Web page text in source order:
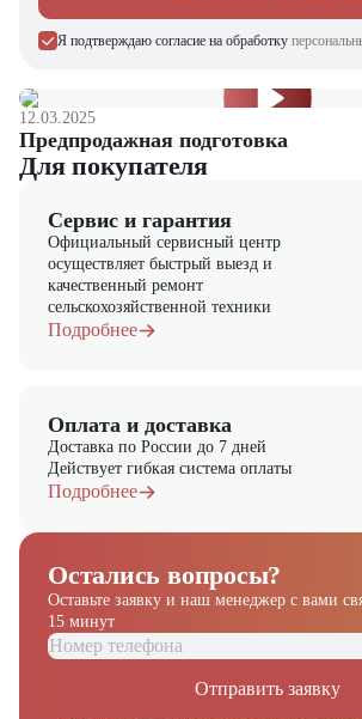
Я подтверждаю согласие на обработку
12.03.2025
Предпродажная подготовка
Для покупателя
Сервис и гарантия
Официальный сервисный центр
осуществляет быстрый выезд и
качественный ремонт
сельскохозяйственной техники
Подробнее
Оплата и доставка
Доставка по России до 7 дней
Действует гибкая система оплаты
Подробнее
Остались вопросы?
Оставьте заявку и наш менеджер с вами
15 минут
Отправить заявку